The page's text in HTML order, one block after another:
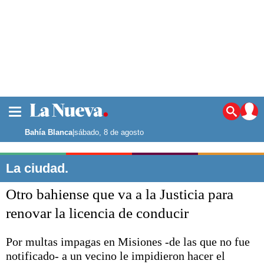
Noticias
La ciudad
Punta Alta
El mundo
Seguridad
Deportes
Escenario Olímpico
Liga del Sur
Bahía Blanca|sábado, 8 de agosto
La ciudad.
Otro bahiense que va a la Justicia para
renovar la licencia de conducir
Por multas impagas en Misiones -de las que no fue
notificado- a un vecino le impidieron hacer el